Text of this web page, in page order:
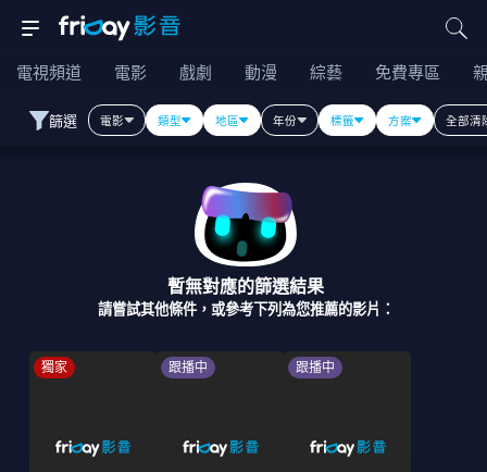
電視頻道 電影 戲劇 動漫 綜藝 免費專區
篩選 電影 類型 地區 年份 標籤 方案 全部清
暫無對應的篩選結果
請嘗試其他條件，或參考下列為您推薦的影片：
獨家 跟播中 跟播中